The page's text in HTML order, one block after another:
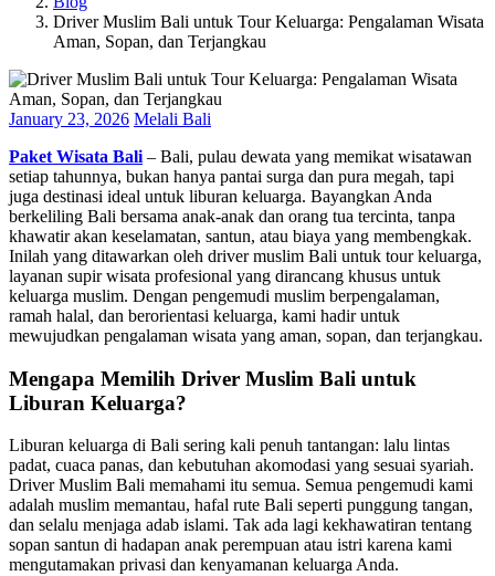
Driver Muslim Bali untuk Tour Keluarga: Pengalaman Wisata
Aman, Sopan, dan Terjangkau
January 23, 2026 Melali Bali
Paket Wisata Bali – Bali, pulau dewata yang memikat wisatawan
setiap tahunnya, bukan hanya pantai surga dan pura megah, tapi
juga destinasi ideal untuk liburan keluarga. Bayangkan Anda
berkeliling Bali bersama anak-anak dan orang tua tercinta, tanpa
khawatir akan keselamatan, santun, atau biaya yang membengkak.
Inilah yang ditawarkan oleh driver muslim Bali untuk tour keluarga,
layanan supir wisata profesional yang dirancang khusus untuk
keluarga muslim. Dengan pengemudi muslim berpengalaman,
ramah halal, dan berorientasi keluarga, kami hadir untuk
mewujudkan pengalaman wisata yang aman, sopan, dan terjangkau.
Mengapa Memilih Driver Muslim Bali untuk
Liburan Keluarga?
Liburan keluarga di Bali sering kali penuh tantangan: lalu lintas
padat, cuaca panas, dan kebutuhan akomodasi yang sesuai syariah.
Driver Muslim Bali memahami itu semua. Semua pengemudi kami
adalah muslim memantau, hafal rute Bali seperti punggung tangan,
dan selalu menjaga adab islami. Tak ada lagi kekhawatiran tentang
sopan santun di hadapan anak perempuan atau istri karena kami
mengutamakan privasi dan kenyamanan keluarga Anda.